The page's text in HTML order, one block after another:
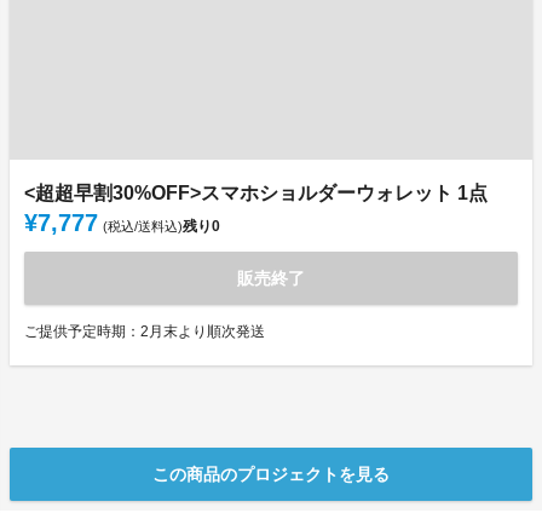
<超超早割30%OFF>スマホショルダーウォレット 1点
¥7,777 (税込/送料込)残り0
販売終了
ご提供予定時期：2月末より順次発送
この商品のプロジェクトを見る